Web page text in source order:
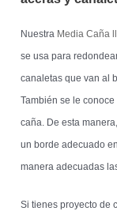
Nuestra Media Caña
se usa para
canaletas que van al
También se le
caña. De esta
un borde adecuado
manera adecuadas
Si tienes proyecto de